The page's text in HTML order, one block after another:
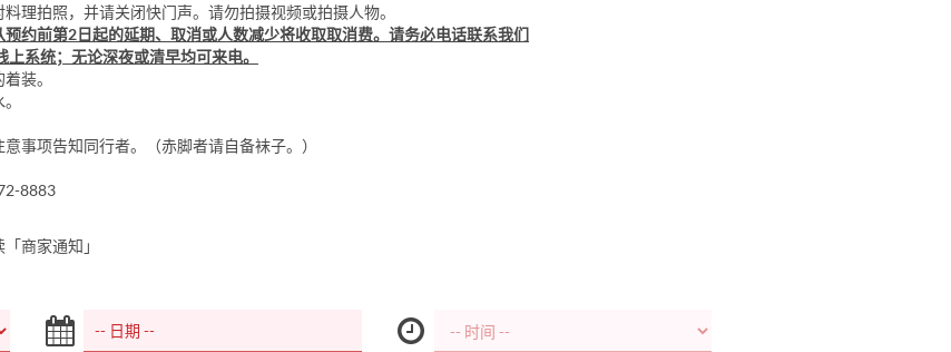
理拍照，并请关闭快门声。请勿拍摄视频或拍摄人物。
预约前第2日起的延期、取消或人数减少将收取取消费。请务必电话联系我们
系统；无论深夜或清早均可来电。
装。
事项告知同行者。（赤脚者请自备袜子。）
8883
商家通知」